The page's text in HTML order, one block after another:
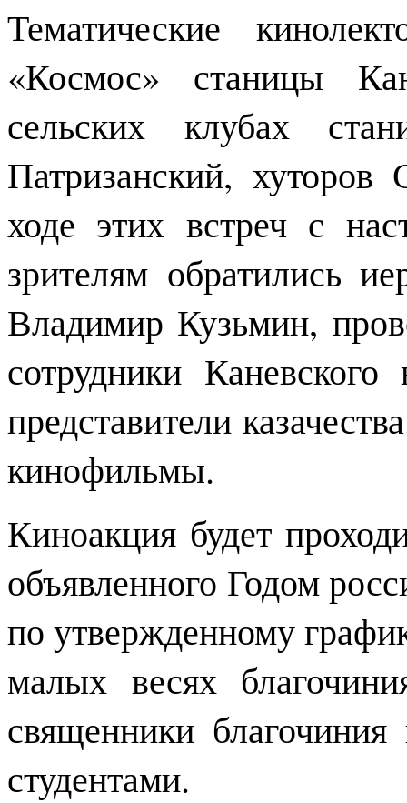
Тематические
«Космос» станицы
сельских клубах
Патризанский,
ходе этих встреч с
зрителям обратились
Владимир Кузьмин,
сотрудники Каневского
представители
кинофильмы.
Киноакция будет
объявленного Годом
по утвержденному
малых весях
священники
студентами.